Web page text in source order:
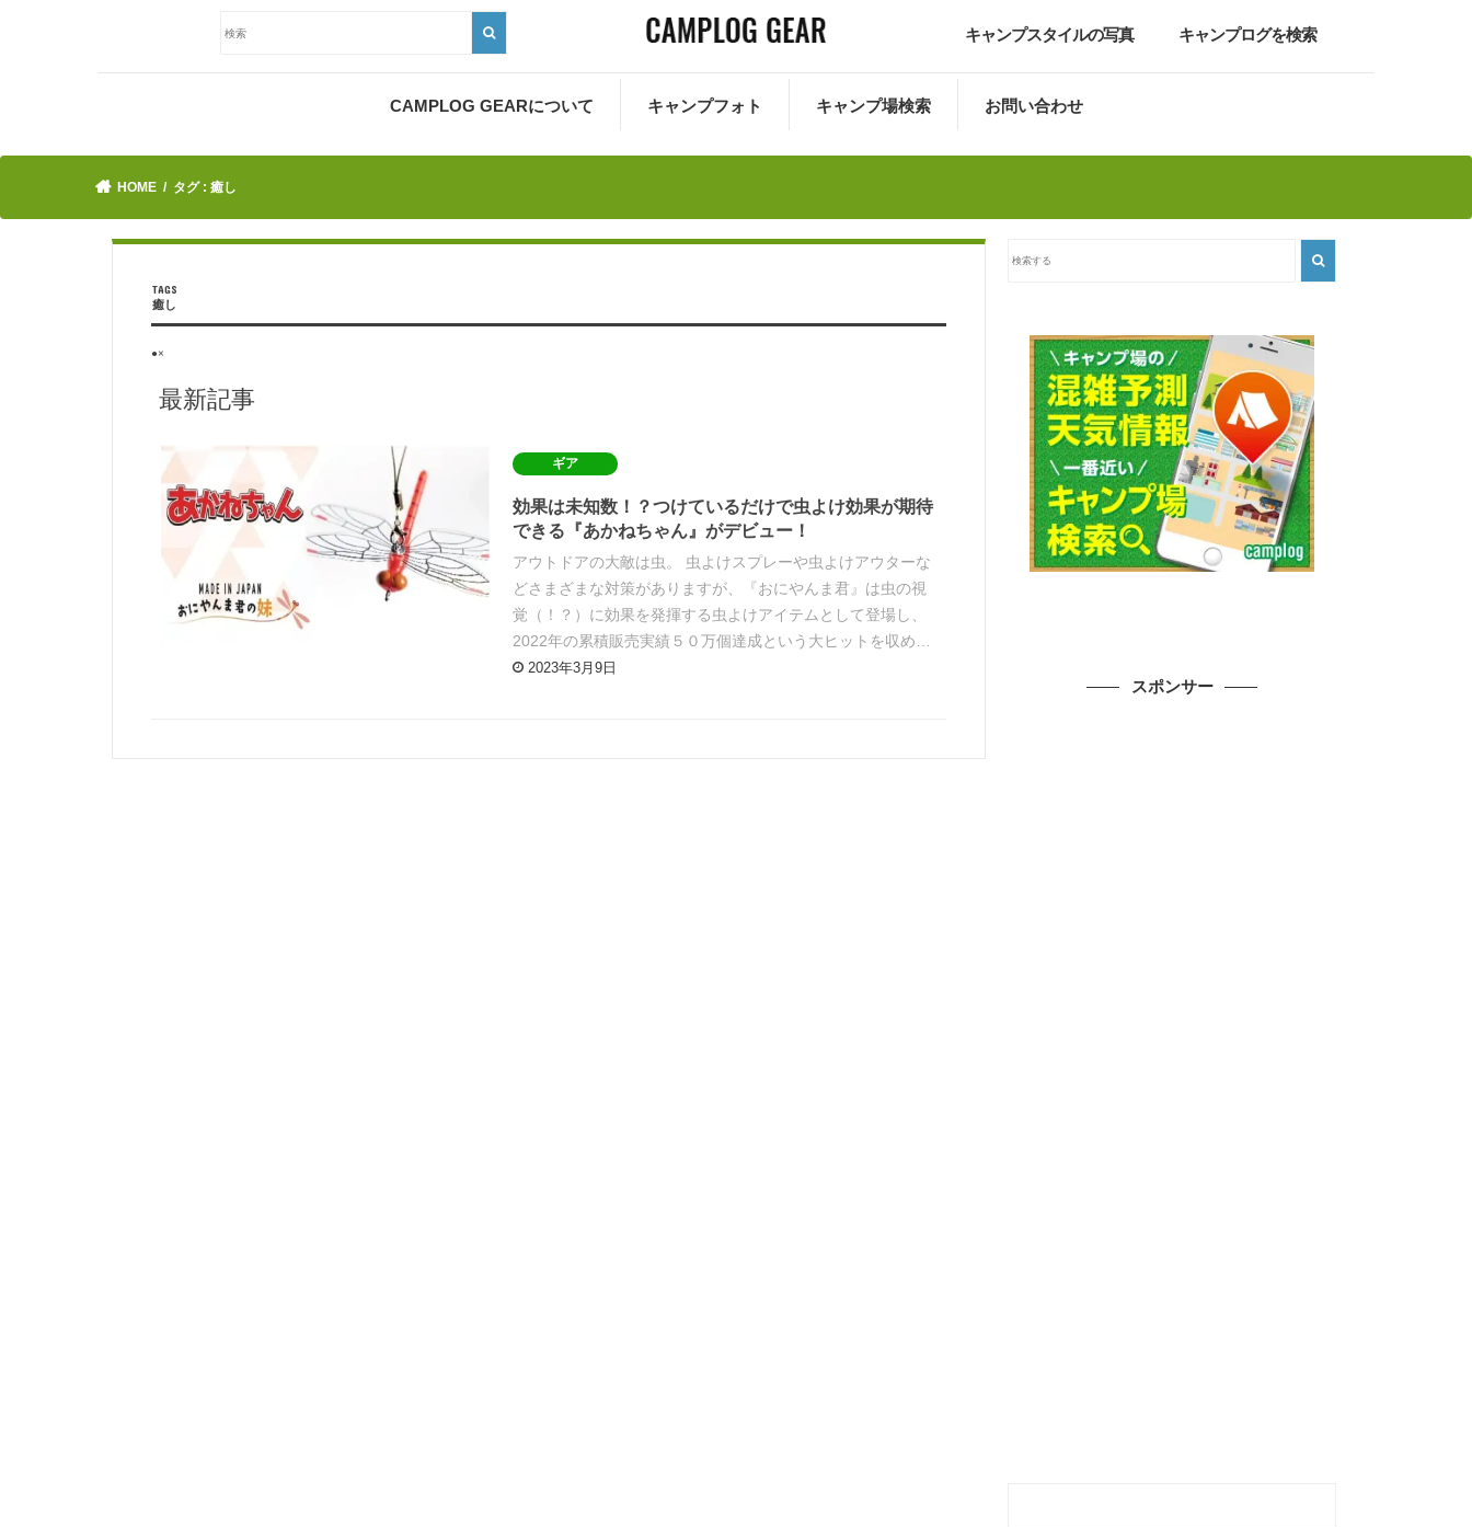
キャンプスタイルの写真 キャンプログを検索
CAMPLOG GEARについて キャンプフォト キャンプ場検索 お問い合わせ
HOME タグ : 癒し
癒し
●×
最新記事
ギア
効果は未知数！？つけているだけで虫よけ効果が期待
できる『あかねちゃん』がデビュー！
アウトドアの大敵は虫。 虫よけスプレーや虫よけアウターな
どさまざまな対策がありますが、『おにやんま君』は虫の視
覚（！？）に効果を発揮する虫よけアイテムとして登場し、
2022年の累積販売実績５０万個達成という大ヒットを収め…
2023年3月9日
スポンサー